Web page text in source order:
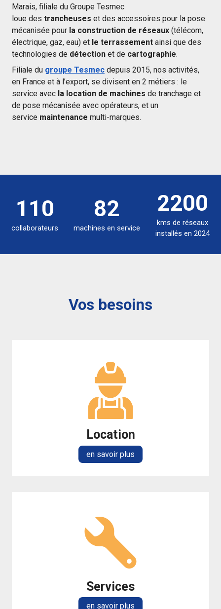
Marais, filiale du Groupe Tesmec
loue des trancheuses et des accessoires pour la pose
mécanisée pour la construction de réseaux (télécom,
électrique, gaz, eau) et le terrassement ainsi que des
technologies de détection et de cartographie.
Filiale du groupe Tesmec depuis 2015, nos activités,
en France et à l’export, se divisent en 2 métiers : le
service avec la location de machines de tranchage et
de pose mécanisée avec opérateurs, et un
service maintenance multi-marques.
110
collaborateurs
82
machines en service
2200
kms de réseaux
installés en 2024
Vos besoins
Location
en savoir plus
Services
en savoir plus